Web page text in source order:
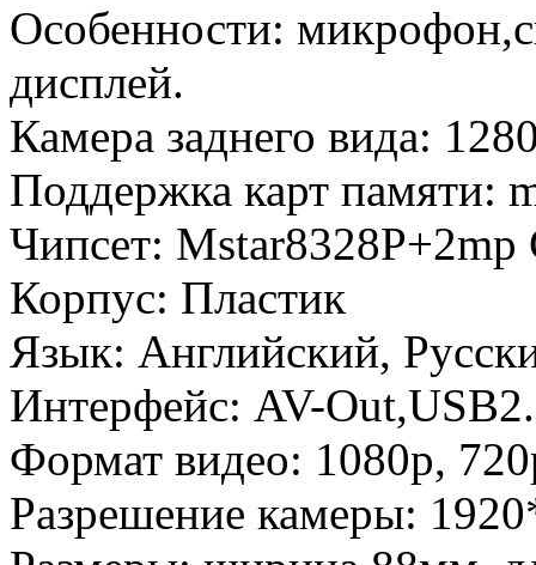
Особенности:
дисплей.
Камера заднего вида:
Поддержка карт памяти:
Чипсет:
Корпус: Пластик
Язык: Английский,
Интерфейс: AV-
Формат видео: 1080p,
Разрешение камеры: